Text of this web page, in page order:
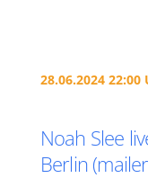
28.06.2024
Noah Slee
Berlin